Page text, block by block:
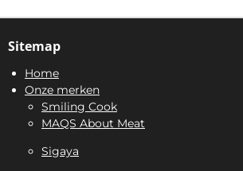
Sitemap
Home
Onze merken
Smiling Cook
MAQS About Meat
Sigaya